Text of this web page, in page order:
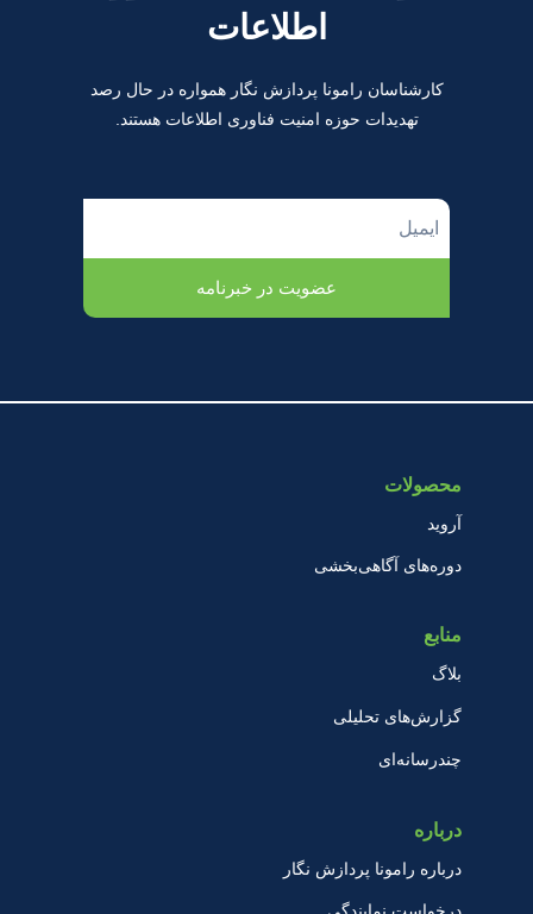
اطلاعات
کارشناسان رامونا پردازش نگار همواره در حال رصد
تهدیدات حوزه امنیت فناوری اطلاعات هستند.
عضویت در خبرنامه
محصولات
آروید
دوره‌های آگاهی‌بخشی
منابع
بلاگ
گزارش‌های تحلیلی
چندرسانه‌ای
درباره
درباره رامونا پردازش نگار